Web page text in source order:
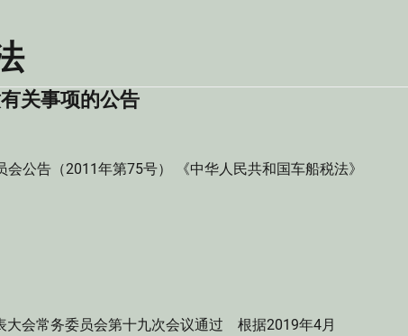
关事项的公告
公告（2011年第75号） 《中华人民共和国车船税法》
大会常务委员会第十九次会议通过 根据2019年4月